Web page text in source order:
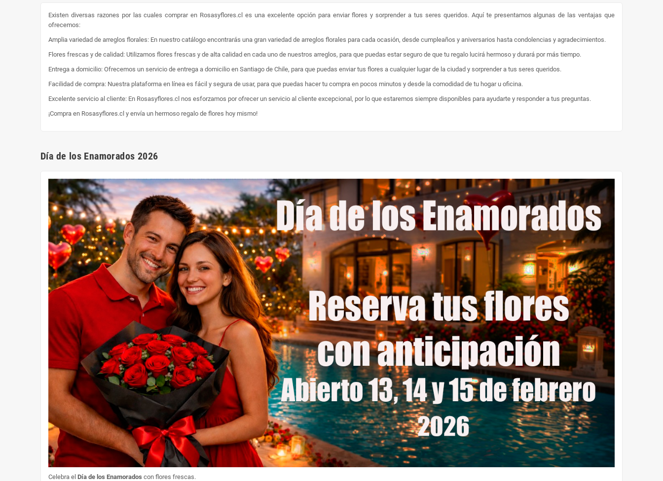
Existen diversas razones por las cuales comprar en Rosasyflores.cl es una excelente opción para enviar flores y sorprender a tus seres queridos. Aquí te presentamos algunas de las ventajas que
ofrecemos:
Amplia variedad de arreglos florales: En nuestro catálogo encontrarás una gran variedad de arreglos florales para cada ocasión, desde cumpleaños y aniversarios hasta condolencias y agradecimientos.
Flores frescas y de calidad: Utilizamos flores frescas y de alta calidad en cada uno de nuestros arreglos, para que puedas estar seguro de que tu regalo lucirá hermoso y durará por más tiempo.
Entrega a domicilio: Ofrecemos un servicio de entrega a domicilio en Santiago de Chile, para que puedas enviar tus flores a cualquier lugar de la ciudad y sorprender a tus seres queridos.
Facilidad de compra: Nuestra plataforma en línea es fácil y segura de usar, para que puedas hacer tu compra en pocos minutos y desde la comodidad de tu hogar u oficina.
Excelente servicio al cliente: En Rosasyflores.cl nos esforzamos por ofrecer un servicio al cliente excepcional, por lo que estaremos siempre disponibles para ayudarte y responder a tus preguntas.
¡Compra en Rosasyflores.cl y envía un hermoso regalo de flores hoy mismo!
Día de los Enamorados 2026
Celebra el Día de los Enamorados con flores frescas.